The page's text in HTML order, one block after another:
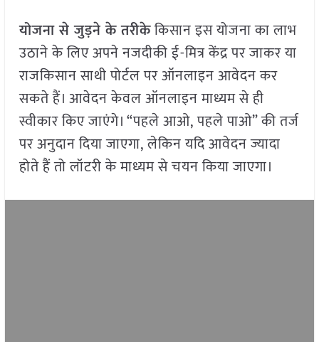
योजना से जुड़ने के तरीकेकिसान इस योजना का लाभ
उठाने के लिए अपने नजदीकी ई-मित्र केंद्र पर जाकर या
राजकिसान साथी पोर्टल पर ऑनलाइन आवेदन कर
सकते हैं। आवेदन केवल ऑनलाइन माध्यम से ही
स्वीकार किए जाएंगे। “पहले आओ, पहले पाओ” की तर्ज
पर अनुदान दिया जाएगा, लेकिन यदि आवेदन ज्यादा
होते हैं तो लॉटरी के माध्यम से चयन किया जाएगा।